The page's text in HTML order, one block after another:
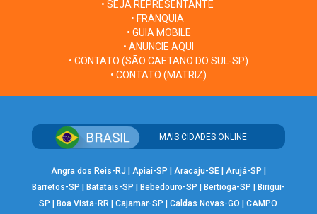
• SEJA REPRESENTANTE
• FRANQUIA
• GUIA MOBILE
• ANUNCIE AQUI
• CONTATO (SÃO CAETANO DO SUL-SP)
• CONTATO (MATRIZ)
MAIS CIDADES ONLINE
Angra dos Reis-RJ Apiaí-SP Aracaju-SE| Arujá-SP
Barretos-SP
Batatais-SP Bebedouro-SP Bertioga-SP
Birigui-
SP
Boa Vista-RR |Cajamar-SP |Caldas Novas-GO |CAMPO